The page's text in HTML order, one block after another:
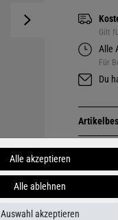
Gilt
Alle
Für
Du
Passform
Alle akzeptieren
Alle ablehnen
Auswahl akzeptieren